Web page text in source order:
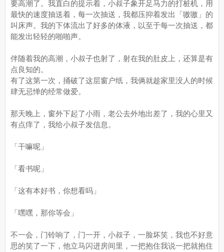
要高潮了。我直白的提示着，小叔子象开足马力的打桩机，用
最快的速度抽送着，每一次抽送，我都压抑着发出「嗷嗷」的
叫床声。我的下体流出了好多的体液，以至于每一次抽送，都
能发出轻轻的啪啪声。
伴随着我的高潮，小叔子也射了，射在我的肚皮上，还算是有
点良知的。
有了这第一次，捅破了这层窗户纸，我俩就趁家里没人的时候
肆无忌惮的经常做爱。
那天晚上，窗外下起了小雨，老公去外地出差了，我的心里又
有点痒了，我给小叔子发信息。
「干嘛呢」
「看书呢」
「这有本好书，你想看吗」
「嘿嘿，那你等会」
不一会，门铃响了，门一开，小叔子，一脸坏笑，我也不好意
思的笑了一下，他立马闪进房间里，一把抱住我说一把就抱住